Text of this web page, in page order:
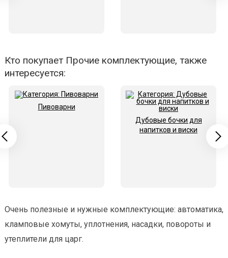
Кто покупает Прочие комплектующие, также
интересуется:
Пивоварни
Дубовые бочки для
напитков и виски
Очень полезные и нужные комплектующие: автоматика,
кламповые хомуты, уплотнения, насадки, повороты и
утеплители для царг.